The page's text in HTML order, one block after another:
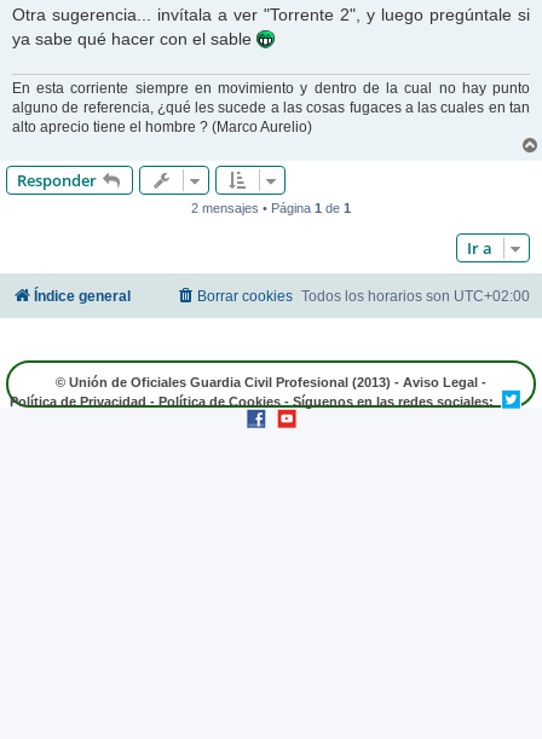
Otra sugerencia... invítala a ver "Torrente 2", y luego pregúntale si
ya sabe qué hacer con el sable
En esta corriente siempre en movimiento y dentro de la cual no hay punto
alguno de referencia, ¿qué les sucede a las cosas fugaces a las cuales en tan
alto aprecio tiene el hombre ? (Marco Aurelio)
Responder
2 mensajes • Página 1 de 1
Ir a
Índice general Todos los horarios son UTC+02:00
Borrar cookies
© Unión de Oficiales Guardia Civil Profesional (2013) - Aviso Legal -
Política de Privacidad - Política de Cookies - Síguenos en las redes sociales: